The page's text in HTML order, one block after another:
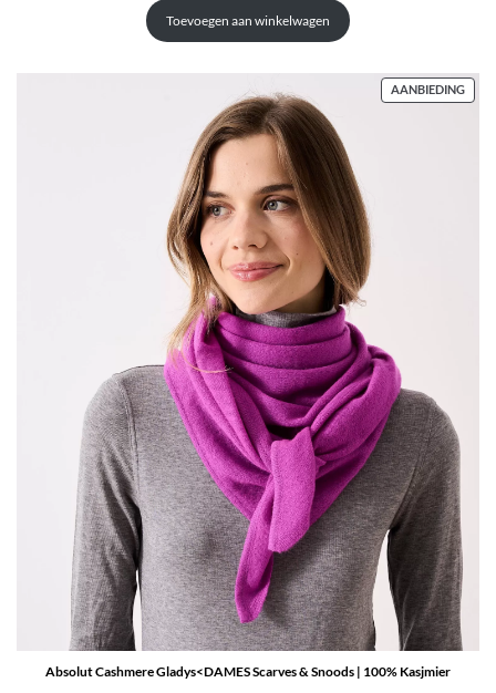
was:
€180.42.
is:
€86.49.
Toevoegen aan winkelwagen
AANBIEDING
IN
Absolut Cashmere Gladys<DAMES Scarves & Snoods | 100% Kasjmier